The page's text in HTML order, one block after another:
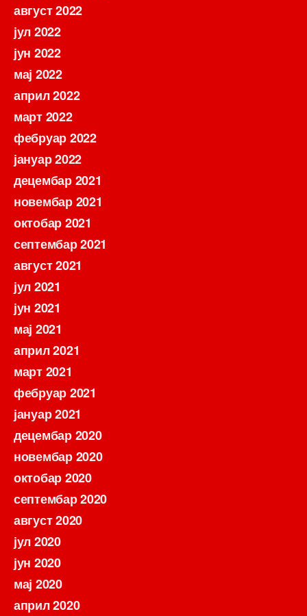
август 2022
јул 2022
јун 2022
мај 2022
април 2022
март 2022
фебруар 2022
јануар 2022
децембар 2021
новембар 2021
октобар 2021
септембар 2021
август 2021
јул 2021
јун 2021
мај 2021
април 2021
март 2021
фебруар 2021
јануар 2021
децембар 2020
новембар 2020
октобар 2020
септембар 2020
август 2020
јул 2020
јун 2020
мај 2020
април 2020